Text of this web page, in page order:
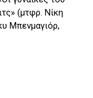
(μτφρ. Νίκη
Μπενμαγιόρ,